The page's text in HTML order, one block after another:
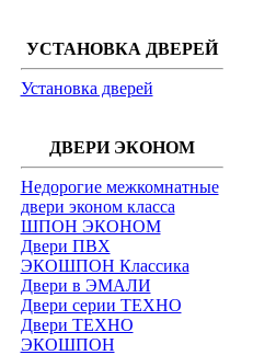
УСТАНОВКА ДВЕРЕЙ
Установка дверей
ДВЕРИ ЭКОНОМ
Недорогие межкомнатные
двери эконом класса
ШПОН ЭКОНОМ
Двери ПВХ
ЭКОШПОН Классика
Двери в ЭМАЛИ
Двери серии ТЕХНО
Двери ТЕХНО
ЭКОШПОН